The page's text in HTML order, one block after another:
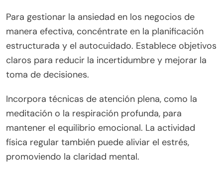
Para gestionar la ansiedad en los negocios de
manera efectiva, concéntrate en la planificación
estructurada y el autocuidado. Establece objetivos
claros para reducir la incertidumbre y mejorar la
toma de decisiones.
Incorpora técnicas de atención plena, como la
meditación o la respiración profunda, para
mantener el equilibrio emocional. La actividad
física regular también puede aliviar el estrés,
promoviendo la claridad mental.